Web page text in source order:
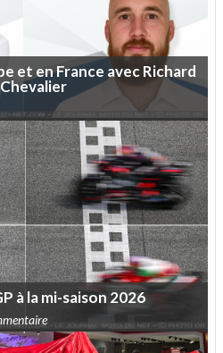
et enFrance avecRichard
Chevalier
àlami-saison 2026